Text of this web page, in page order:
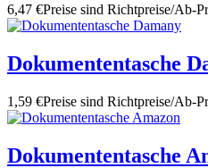
6,47 €Preise sind Richtpreise/Ab-
Dokumententasche
1,59 €Preise sind Richtpreise/Ab-
Dokumententasche